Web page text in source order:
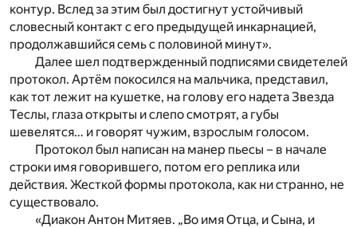
контур. Вслед за этим был достигнут устойчивый
словесный контакт с его предыдущей инкарнацией,
продолжавшийся семь с половиной минут».
Далее шел подтвержденный подписями свидетелей
протокол. Артём покосился на мальчика, представил,
как тот лежит на кушетке, на голову его надета Звезда
Теслы, глаза открыты и слепо смотрят, а губы
шевелятся… и говорят чужим, взрослым голосом.
Протокол был написан на манер пьесы – в начале
строки имя говорившего, потом его реплика или
действия. Жесткой формы протокола, как ни странно, не
существовало.
«Диакон Антон Митяев. „Во имя Отца, и Сына, и